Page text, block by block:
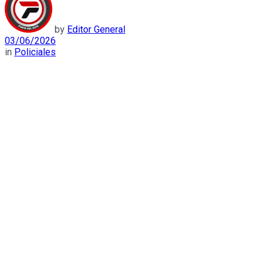
by Editor General
03/06/2026
in Policiales